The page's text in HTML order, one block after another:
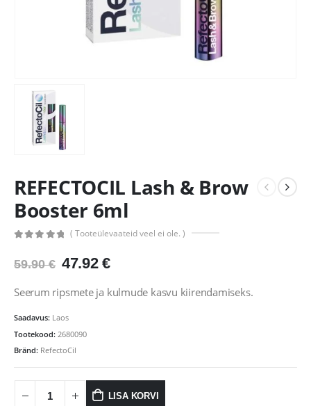
REFECTOCIL Lash & Brow
Booster 6ml
( Tooteülevaateid veel ei ole. )
59.90€ Algne
oli:
47.92 €Praegune
on:
Seerum ripsmete ja kulmude kasvu kiirendamiseks.
Saadavus: Laos
Tootekood: 2680090
Bränd: RefectoCil
LISA KORVI